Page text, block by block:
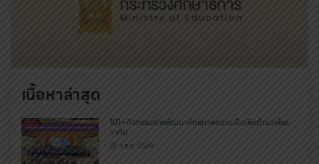
เนื้อหาล่าสุด
101 – กิจกรรมค่ายพัฒนาศักยภาพความเป็นเลิศด้านวงโยธ
วาทิต
1 ส.ค. 2569